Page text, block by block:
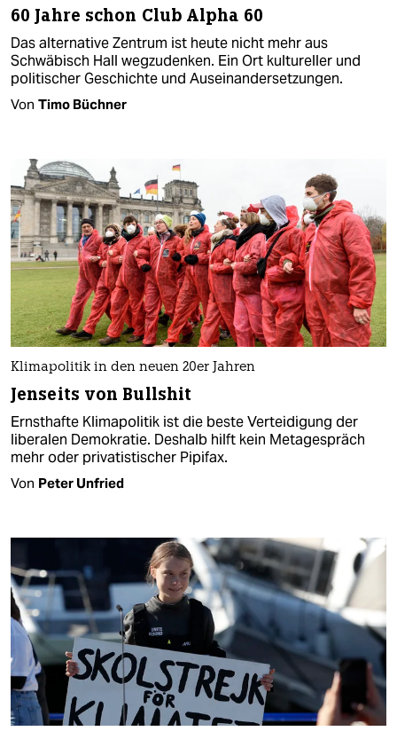
60 Jahre schon Club Alpha 60
Das alternative Zentrum ist heute nicht mehr aus
Schwäbisch Hall wegzudenken. Ein Ort kultureller und
politischer Geschichte und Auseinandersetzungen.
Von Timo Büchner
Klimapolitik in den neuen 20er Jahren
Jenseits von Bullshit
Ernsthafte Klimapolitik ist die beste Verteidigung der
liberalen Demokratie. Deshalb hilft kein Metagespräch
mehr oder privatistischer Pipifax.
Von Peter Unfried